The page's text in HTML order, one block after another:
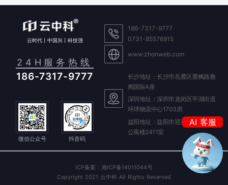
AI 客服
晓云
我是你的
云时代丨中国兴丨科技强
24H服务热线
186-7317-9777
微信公众号 抖音码
186-7317-9777
0731-85576915
www.zhonweb.com
长沙地址：长沙市岳麓区麓枫路雅
阁国际A座
深圳地址：深圳市龙岗区平湖街道
环球物流中心1703房
益阳地址：益阳市迎宾东路588号
公寓楼2411室
ICP备案：湘ICP备14011044号
Copyright 2021 云中科 All Rights Reserved